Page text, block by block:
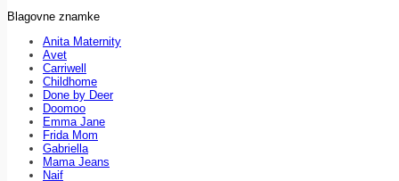
Blagovne znamke
Anita Maternity
Avet
Carriwell
Childhome
Done by Deer
Doomoo
Emma Jane
Frida Mom
Gabriella
Mama Jeans
Naif